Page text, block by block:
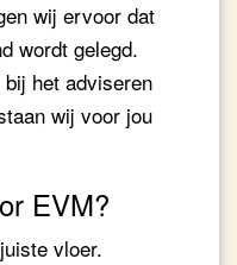
wij ervoor dat
wordt gelegd.
het adviseren
wij voor jou
EVM?
vloer.